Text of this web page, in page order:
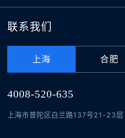
联系我们
上海 合肥
4008-520-635
上海市普陀区白兰路137号21-23层